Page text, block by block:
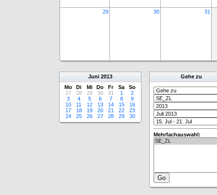
29 30 31
Juni 2013
Mo
Di Mi Do Fr Sa
So
27
28 29 30 31 1
2
3
4 5 6 7 8
9
10
11 12 13 14 15
16
17
18 19 20 21 22
23
24
25 26 27 28 29 30
Gehe zu
Mehrfachauswahl: